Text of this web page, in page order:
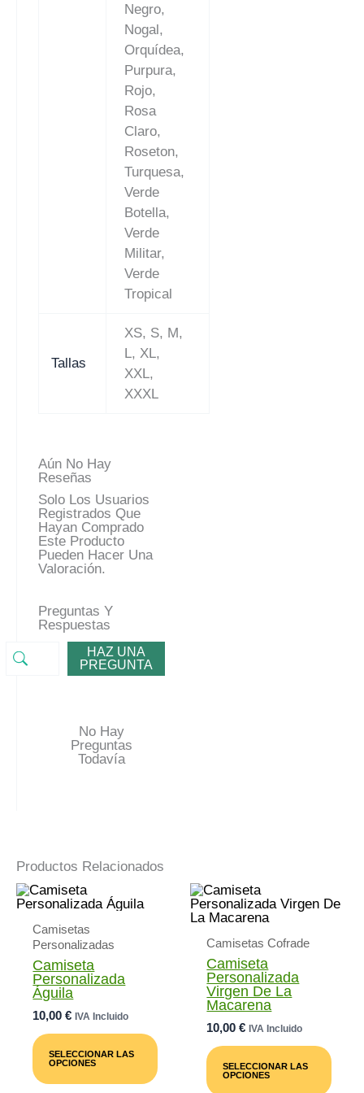
Negro,
Nogal,
Orquídea,
Purpura,
Rojo,
Rosa
Claro,
Roseton,
Turquesa,
Verde
Botella,
Verde
Militar,
Verde
Tropical
Tallas
XS, S, M,
L, XL,
XXL,
XXXL
Aún No Hay
Reseñas
Solo Los Usuarios
Registrados Que
Hayan Comprado
Este Producto
Pueden Hacer Una
Valoración.
Preguntas Y
Respuestas
HAZ UNA
PREGUNTA
No Hay
Preguntas
Todavía
Productos Relacionados
Camisetas
Personalizadas
Camiseta
Personalizada
Águila
10,00€ IVA Incluido
SELECCIONAR LAS
OPCIONES
Producto
Múltiples
Camisetas Cofrade
Camiseta
Personalizada
Virgen De La
Macarena
10,00€ IVA Incluido
SELECCIONAR LAS
OPCIONES